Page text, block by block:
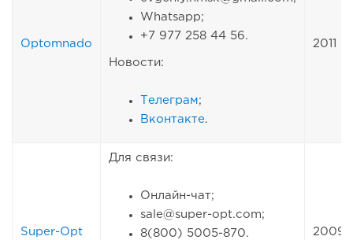
Optomnado
Whatsapp;
+7 977 258 44 56.
Новости:
Телеграм;
Вконтакте.
2011
Super-Opt
Для связи:
Онлайн-чат;
sale@super-opt.com;
8(800) 5005-870.
2009